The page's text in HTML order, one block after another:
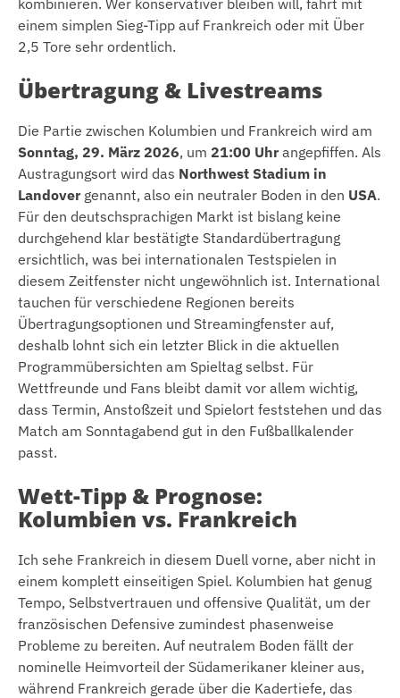
einem simplen Sieg-Tipp auf Frankreich oder mit Über
2,5 Tore sehr ordentlich.
Übertragung & Livestreams
Die Partie zwischen Kolumbien und Frankreich wird am
Sonntag, 29. März 2026, um 21:00 Uhr angepfiffen. Als
Austragungsort wird das Northwest Stadium in
Landover genannt, also ein neutraler Boden in den USA.
Für den deutschsprachigen Markt ist bislang keine
durchgehend klar bestätigte Standardübertragung
ersichtlich, was bei internationalen Testspielen in
diesem Zeitfenster nicht ungewöhnlich ist. International
tauchen für verschiedene Regionen bereits
Übertragungsoptionen und Streamingfenster auf,
deshalb lohnt sich ein letzter Blick in die aktuellen
Programmübersichten am Spieltag selbst. Für
Wettfreunde und Fans bleibt damit vor allem wichtig,
dass Termin, Anstoßzeit und Spielort feststehen und das
Match am Sonntagabend gut in den Fußballkalender
passt.
Wett-Tipp & Prognose:
Kolumbien vs. Frankreich
Ich sehe Frankreich in diesem Duell vorne, aber nicht in
einem komplett einseitigen Spiel. Kolumbien hat genug
Tempo, Selbstvertrauen und offensive Qualität, um der
französischen Defensive zumindest phasenweise
Probleme zu bereiten. Auf neutralem Boden fällt der
nominelle Heimvorteil der Südamerikaner kleiner aus,
während Frankreich gerade über die Kadertiefe, das